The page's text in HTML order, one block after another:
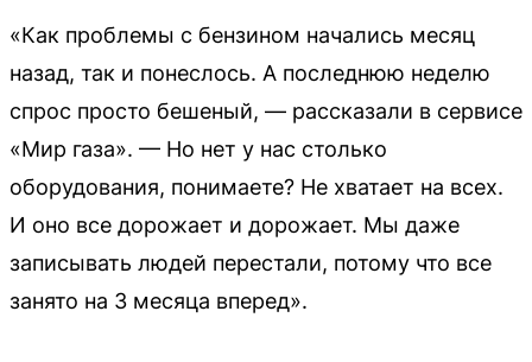
«Как проблемы с бензином начались месяц
назад, так и понеслось. А последнюю неделю
спрос просто бешеный, — рассказали в сервисе
«Мир газа». — Но нет у нас столько
оборудования, понимаете? Не хватает на всех.
И оно все дорожает и дорожает. Мы даже
записывать людей перестали, потому что все
занято на 3 месяца вперед».